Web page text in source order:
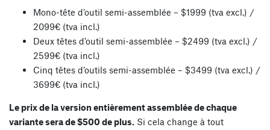
Mono-tête d’outil semi-assemblée – $1999 (tva excl.) /
2099€ (tva incl.)
Deux têtes d’outil semi-assemblée – $2499 (tva excl.) /
2599€ (tva incl.)
Cinq têtes d’outils semi-assemblée – $3499 (tva excl.) /
3699€ (tva incl.)
Le prix de la version entièrement assemblée de chaque
variante sera de $500 de plus. Si cela change à tout